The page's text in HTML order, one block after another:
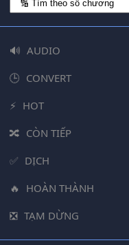
AUDIO
CONVERT
HOT
CÒN TIẾP
DỊCH
HOÀN THÀNH
TẠM DỪNG